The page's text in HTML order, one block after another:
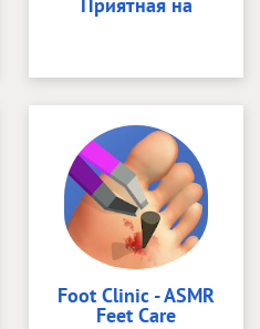
Foot Clinic - ASMR
Feet Care